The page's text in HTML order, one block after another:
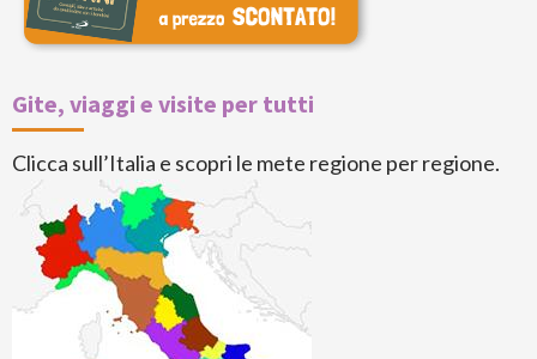
Gite, viaggi e visite per tutti
Clicca sull’Italia e scopri le mete regione per regione.